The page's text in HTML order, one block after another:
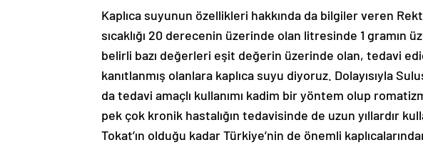
Kaplıca suyunun özellikleri hakkında da bilgiler veren
sıcaklığı 20 derecenin üzerinde olan litresinde 1 gramın
belirli bazı değerleri eşit değerin üzerinde olan, tedavi
kanıtlanmış olanlara kaplıca suyu diyoruz. Dolayısıyla
da tedavi amaçlı kullanımı kadim bir yöntem olup
pek çok kronik hastalığın tedavisinde de uzun yıllardır
Tokat’ın olduğu kadar Türkiye’nin de önemli